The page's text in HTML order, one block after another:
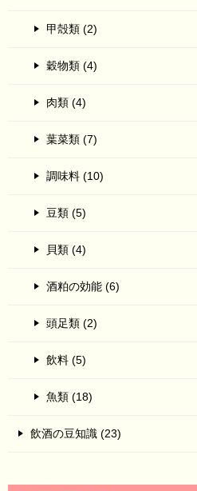
甲殻類 (2)
穀物類 (4)
肉類 (4)
葉菜類 (7)
調味料 (10)
豆類 (5)
貝類 (4)
酒粕の効能 (6)
頭足類 (2)
飲料 (5)
魚類 (18)
飲酒の豆知識 (23)